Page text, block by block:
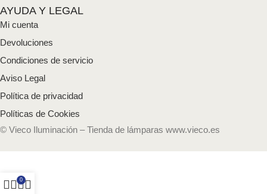
AYUDA Y LEGAL
Mi cuenta
Devoluciones
Condiciones de servicio
Aviso Legal
Política de privacidad
Políticas de Cookies
© Vieco Iluminación – Tienda de lámparas www.vieco.es
0